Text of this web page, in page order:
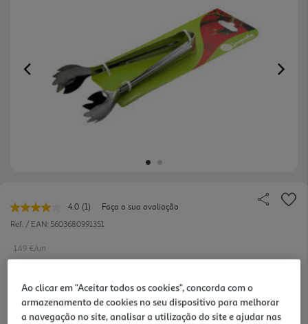
Previous
4.0 Leu
uma
para
página.
(1)
Faça a sua avaliação
Ref. / EAN: 5603680991351
1.49 €/un
1,49 €
Ao clicar em "Aceitar todos os cookies", concorda com o
armazenamento de cookies no seu dispositivo para melhorar
a navegação no site, analisar a utilização do site e ajudar nas